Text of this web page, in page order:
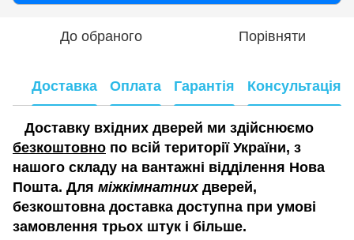
До обраного Порівняти
Доставка Оплата Гарантія Консультація
Доставку вхідних дверей ми здійснюємо
безкоштовно по всій території України, з
нашого складу на вантажні відділення Нова
Пошта. Для міжкімнатнихдверей,
безкоштовна доставка доступна при умові
замовлення трьох штук і більше.